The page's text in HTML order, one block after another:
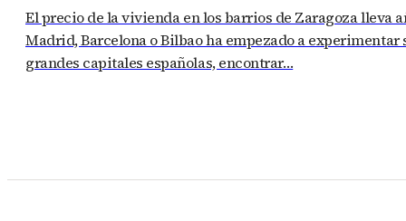
El precio de la vivienda en los barrios de Zaragoza lleva
Madrid, Barcelona o Bilbao ha empezado a
grandes capitales españolas, encontrar…